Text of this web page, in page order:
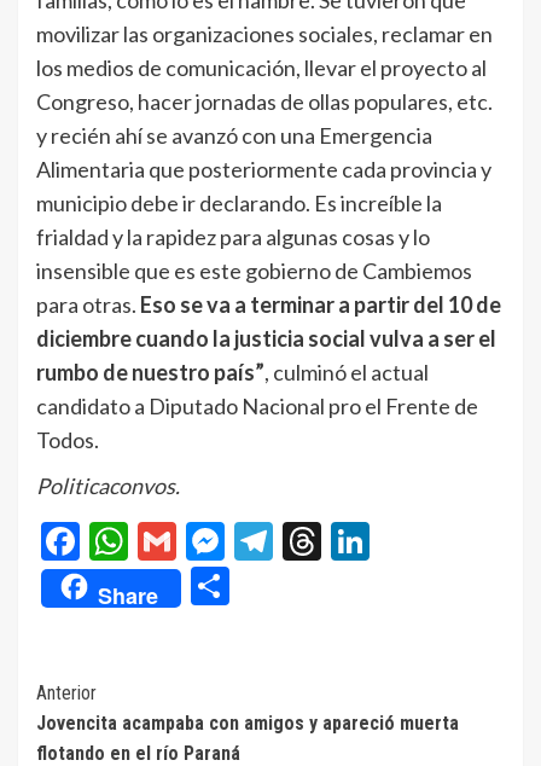
movilizar las organizaciones sociales, reclamar en
los medios de comunicación, llevar el proyecto al
Congreso, hacer jornadas de ollas populares, etc.
y recién ahí se avanzó con una Emergencia
Alimentaria que posteriormente cada provincia y
municipio debe ir declarando. Es increíble la
frialdad y la rapidez para algunas cosas y lo
insensible que es este gobierno de Cambiemos
para otras. Eso se va a terminar a partir del 10 de
diciembre cuando la justicia social vulva a ser el
rumbo de nuestro país”, culminó el actual
candidato a Diputado Nacional pro el Frente de
Todos.
Politicaconvos.
Facebook
WhatsApp
GmailMessenger
Telegram
Threads
Share
Navegación
de
Anterior
Jovencita acampaba con amigos y apareció muerta
flotando en el río Paraná